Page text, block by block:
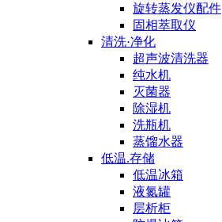
旋转蒸发仪配件
固相萃取仪
清洗·净化
超声波清洗器
纯水机
灭菌器
除湿机
洗瓶机
蒸馏水器
低温.存储
低温冰箱
液氮罐
层析柜